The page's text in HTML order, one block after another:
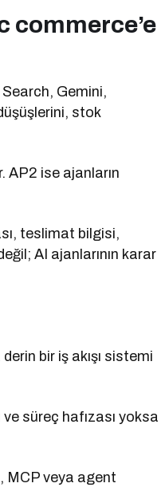
commerce’e
Search, Gemini,
stok
AP2 ise ajanların
teslimat bilgisi,
AI ajanlarının karar
bir iş akışı sistemi
süreç hafızası yoksa
MCP veya agent